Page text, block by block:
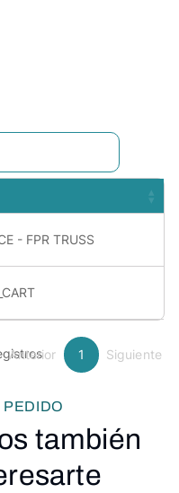
- FPR TRUSS
Anterior 1 Siguiente
PEDIDO
también